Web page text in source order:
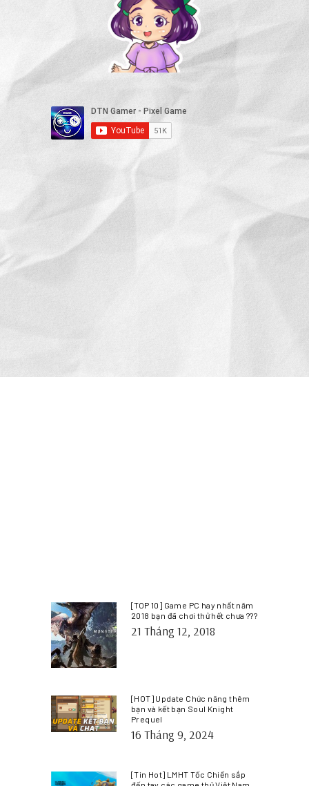
[TOP 10] Game PC hay nhất năm
2018 bạn đã chơi thử hết chưa ???
21 Tháng 12, 2018
[HOT] Update Chức năng thêm
bạn và kết bạn Soul Knight
Prequel
16 Tháng 9, 2024
[Tin Hot] LMHT Tốc Chiến sắp